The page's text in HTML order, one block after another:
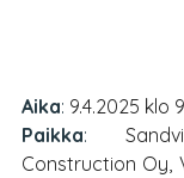
Aika: 9.4.2025 klo
Paikka:
Construction Oy,